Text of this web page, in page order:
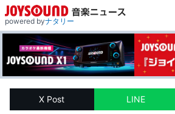
powered byナタリー
X Post LINE